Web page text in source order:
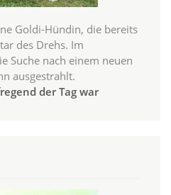
Goldi-Hündin, die bereits
des Drehs. Im
Suche nach einem neuen
ausgestrahlt.
der Tag war